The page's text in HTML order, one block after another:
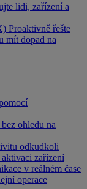
lidi, zařízení a
Proaktivně řešte
mít dopad na
ohledu na
odkudkoli
zařízení
v reálném čase
operace